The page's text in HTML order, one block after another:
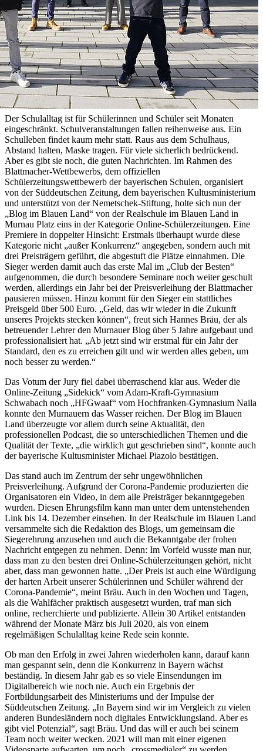
Der Schulalltag ist für Schülerinnen und Schüler seit Monaten
eingeschränkt. Schulveranstaltungen fallen reihenweise aus. Ein
Schulleben findet kaum mehr statt. Raus aus dem Schulhaus,
Abstand halten, Maske tragen. Für viele sicherlich bedrückend.
Aber es gibt sie noch, die guten Nachrichten. Im Rahmen des
Blattmacher-Wettbewerbs, dem offiziellen
Schülerzeitungswettbewerb der bayerischen Schulen, organisiert
von der Süddeutschen Zeitung, dem bayerischen Kultusministerium
und unterstützt von der Nemetschek-Stiftung, holte sich nun der
„Blog im Blauen Land“ von der Realschule im Blauen Land in
Murnau Platz eins in der Kategorie Online-Schülerzeitungen. Eine
Premiere in doppelter Hinsicht: Erstmals überhaupt wurde diese
Kategorie nicht „außer Konkurrenz“ angegeben, sondern auch mit
drei Preisträgern geführt, die abgestuft die Plätze einnahmen. Die
Sieger werden damit auch das erste Mal im „Club der Besten“
aufgenommen, die durch besondere Seminare noch weiter geschult
werden, allerdings ein Jahr bei der Preisverleihung der Blattmacher
pausieren müssen. Hinzu kommt für den Sieger ein stattliches
Preisgeld über 500 Euro. „Geld, das wir wieder in die Zukunft
unseres Projekts stecken können“, freut sich Hannes Bräu, der als
betreuender Lehrer den Murnauer Blog über 5 Jahre aufgebaut und
professionalisiert hat. „Ab jetzt sind wir erstmal für ein Jahr der
Standard, den es zu erreichen gilt und wir werden alles geben, um
noch besser zu werden.“
Das Votum der Jury fiel dabei überraschend klar aus. Weder die
Online-Zeitung „Sidekick“ vom Adam-Kraft-Gymnasium
Schwabach noch „HFGwaaf“ vom Hochfranken-Gymnasium Naila
konnte den Murnauern das Wasser reichen. Der Blog im Blauen
Land überzeugte vor allem durch seine Aktualität, den
professionellen Podcast, die so unterschiedlichen Themen und die
Qualität der Texte, „die wirklich gut geschrieben sind“, konnte auch
der bayerische Kultusminister Michael Piazolo bestätigen.
Das stand auch im Zentrum der sehr ungewöhnlichen
Preisverleihung. Aufgrund der Corona-Pandemie produzierten die
Organisatoren ein Video, in dem alle Preisträger bekanntgegeben
wurden. Diesen Ehrungsfilm kann man unter dem untenstehenden
Link bis 14. Dezember einsehen. In der Realschule im Blauen Land
versammelte sich die Redaktion des Blogs, um gemeinsam die
Siegerehrung anzusehen und auch die Bekanntgabe der frohen
Nachricht entgegen zu nehmen. Denn: Im Vorfeld wusste man nur,
dass man zu den besten drei Online-Schülerzeitungen gehört, nicht
aber, dass man gewonnen hatte. „Der Preis ist auch eine Würdigung
der harten Arbeit unserer Schülerinnen und Schüler während der
Corona-Pandemie“, meint Bräu. Auch in den Wochen und Tagen,
als die Wahlfächer praktisch ausgesetzt wurden, traf man sich
online, recherchierte und publizierte. Allein 30 Artikel entstanden
während der Monate März bis Juli 2020, als von einem
regelmäßigen Schulalltag keine Rede sein konnte.
Ob man den Erfolg in zwei Jahren wiederholen kann, darauf kann
man gespannt sein, denn die Konkurrenz in Bayern wächst
beständig. In diesem Jahr gab es so viele Einsendungen im
Digitalbereich wie noch nie. Auch ein Ergebnis der
Fortbildungsarbeit des Ministeriums und der Impulse der
Süddeutschen Zeitung. „In Bayern sind wir im Vergleich zu vielen
anderen Bundesländern noch digitales Entwicklungsland. Aber es
gibt viel Potenzial“, sagt Bräu. Und das will er auch bei seinem
Team noch weiter wecken. 2021 will man mit einer eigenen